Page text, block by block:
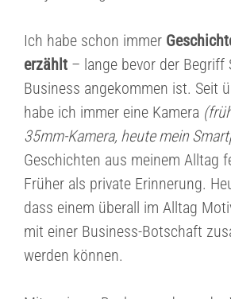
Ich habe schon immer
erzählt – lange bevor der Begriff
Business angekommen ist. Seit
habe ich immer eine Kamera
35mm-Kamera, heute mein
Geschichten aus meinem Alltag
Früher als private Erinnerung.
dass einem überall im Alltag
mit einer Business-Botschaft
werden können.